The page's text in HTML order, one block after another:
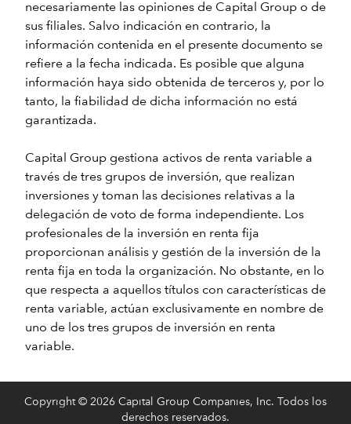
necesariamente las opiniones de Capital Group o de
sus filiales. Salvo indicación en contrario, la
información contenida en el presente documento se
refiere a la fecha indicada. Es posible que alguna
información haya sido obtenida de terceros y, por lo
tanto, la fiabilidad de dicha información no está
garantizada.
Capital Group gestiona activos de renta variable a
través de tres grupos de inversión, que realizan
inversiones y toman las decisiones relativas a la
delegación de voto de forma independiente. Los
profesionales de la inversión en renta fija
proporcionan análisis y gestión de la inversión de la
renta fija en toda la organización. No obstante, en lo
que respecta a aquellos títulos con características de
renta variable, actúan exclusivamente en nombre de
uno de los tres grupos de inversión en renta
variable.
Copyright © 2026 Capital Group Companies, Inc. Todos los
derechos reservados.